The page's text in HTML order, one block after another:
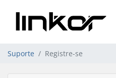
Suporte Registre-se